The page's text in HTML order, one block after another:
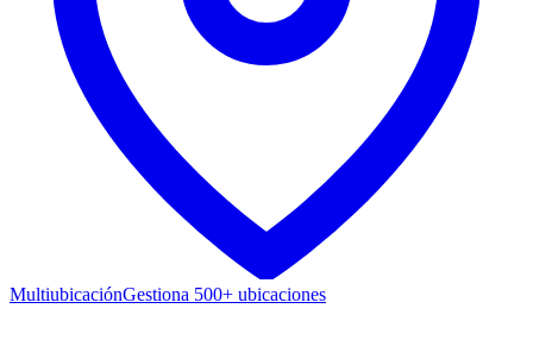
MultiubicaciónGestiona 500+ ubicaciones